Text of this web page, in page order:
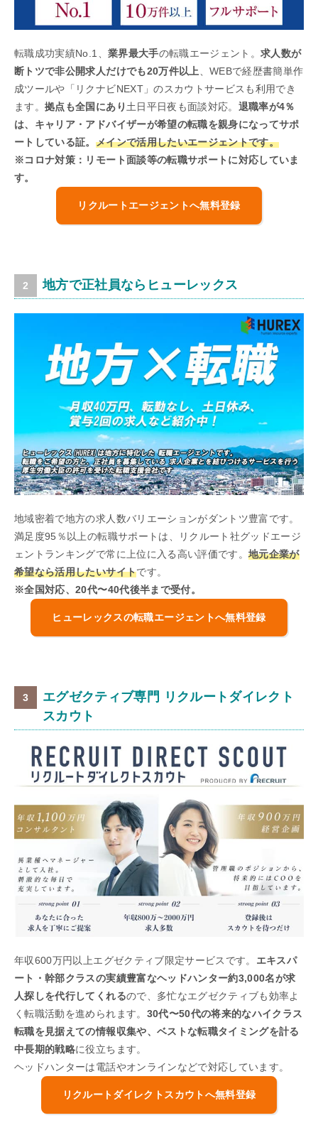
転職成功実績No.1、 業界最大手の転職エージェント。求人数が
断トツで非公開求人だけでも20万件以上
、WEBで経歴書簡単作
成ツールや「リクナビNEXT」のスカウトサービスも利用でき
ます。拠点も全国にあり 土日平日夜も面談対応。 退職率が4％
は、キャリア・アドバイザーが希望の転職を親身になってサポ
ートしている証。 メインで活用したいエージェントです。
※コロナ対策：リモート面談等の転職サポートに対応していま
す。
リクルートエージェントへ無料登録
地方で正社員ならヒューレックス
地域密着で地方の求人数バリエーションがダントツ豊富です。
満足度95％以上の転職サポートは、リクルート社グッドエージ
ェントランキングで常に上位に入る高い評価です。地元企業が
希望なら活用したいサイトです。
※全国対応、20代〜40代後半まで受付。
ヒューレックスの転職エージェントへ無料登録
エグゼクティブ専門 リクルートダイレクト
スカウト
年収600万円以上エグゼクティブ限定サービスです。 エキスパ
ート・幹部クラスの実績豊富なヘッドハンター約3,000名が求
人探しを代行してくれるので、多忙なエグゼクティブも効率よ
く転職活動を進められます。 30代〜50代の将来的なハイクラス
転職を見据えての情報収集や、ベストな転職タイミングを計る
中長期的戦略に役立ちます。
ヘッドハンターは電話やオンラインなどで対応しています。
リクルートダイレクトスカウトへ無料登録